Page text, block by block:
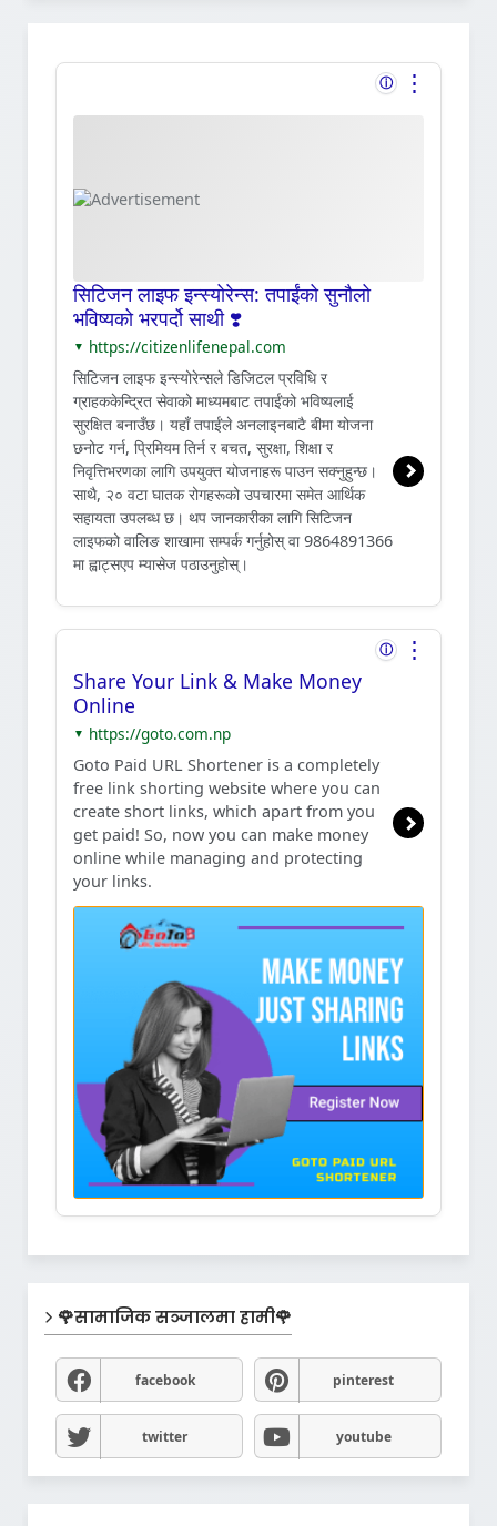
ⓘ ⋮
सिटिजन लाइफ इन्स्योरेन्स: तपाईंको सुनौलो
भविष्यको भरपर्दो साथी ❣️
▼ https://citizenlifenepal.com
सिटिजन लाइफ इन्स्योरेन्सले डिजिटल प्रविधि र
ग्राहककेन्द्रित सेवाको माध्यमबाट तपाईंको भविष्यलाई
सुरक्षित बनाउँछ। यहाँ तपाईंले अनलाइनबाटै बीमा योजना
छनोट गर्न, प्रिमियम तिर्न र बचत, सुरक्षा, शिक्षा र
निवृत्तिभरणका लागि उपयुक्त योजनाहरू पाउन सक्नुहुन्छ।
साथै, २० वटा घातक रोगहरूको उपचारमा समेत आर्थिक
सहायता उपलब्ध छ। थप जानकारीका लागि सिटिजन
लाइफको वालिङ शाखामा सम्पर्क गर्नुहोस् वा 9864891366
मा ह्वाट्सएप म्यासेज पठाउनुहोस्।
ⓘ ⋮
Share Your Link & Make Money
Online
▼ https://goto.com.np
Goto Paid URL Shortener is a completely
free link shorting website where you can
create short links, which apart from you
get paid! So, now you can make money
online while managing and protecting
your links.
🌹सामाजिक सञ्जालमा हामी🌹
facebook pinterest
twitter youtube